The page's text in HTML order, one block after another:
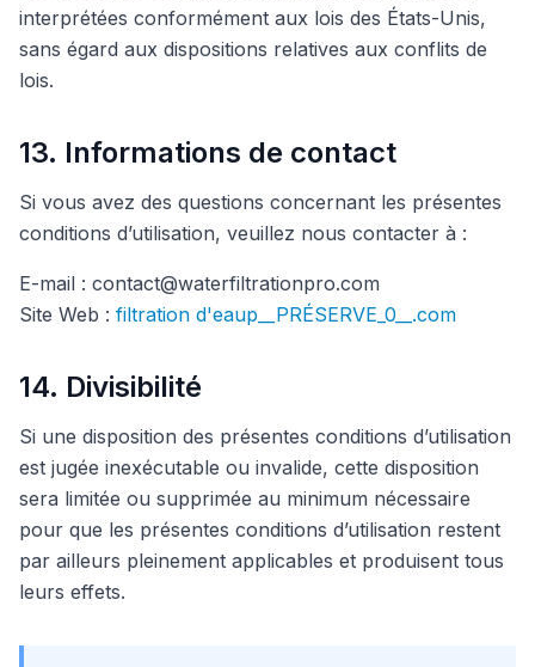
interprétées conformément aux lois des États-Unis,
sans égard aux dispositions relatives aux conflits de
lois.
13. Informations de contact
Si vous avez des questions concernant les présentes
conditions d’utilisation, veuillez nous contacter à :
E-mail : contact@waterfiltrationpro.com
Site Web : filtration d'eaup__PRÉSERVE_0__.com
14. Divisibilité
Si une disposition des présentes conditions d’utilisation
est jugée inexécutable ou invalide, cette disposition
sera limitée ou supprimée au minimum nécessaire
pour que les présentes conditions d’utilisation restent
par ailleurs pleinement applicables et produisent tous
leurs effets.